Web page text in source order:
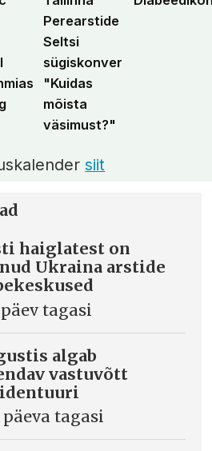
Perearstide
Seltsi
sügiskonverents
"Kuidas
mõista
väsimust?"
siit
haiglatest on
Ukraina arstide
päev tagasi
algab
vastuvõtt
päeva tagasi